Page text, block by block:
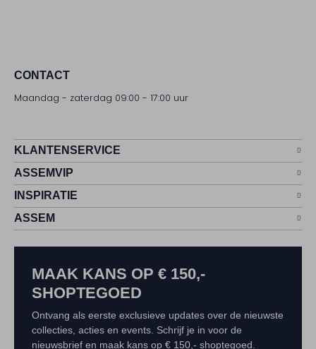
CONTACT
Maandag - zaterdag 09:00 - 17:00 uur
KLANTENSERVICE
ASSEMVIP
INSPIRATIE
ASSEM
MAAK KANS OP € 150,-
SHOPTEGOED
Ontvang als eerste exclusieve updates over de nieuwste
collecties, acties en events. Schrijf je in voor de
nieuwsbrief en maak kans op € 150,- shoptegoed.